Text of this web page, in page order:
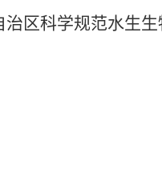
治区科学规范水生生